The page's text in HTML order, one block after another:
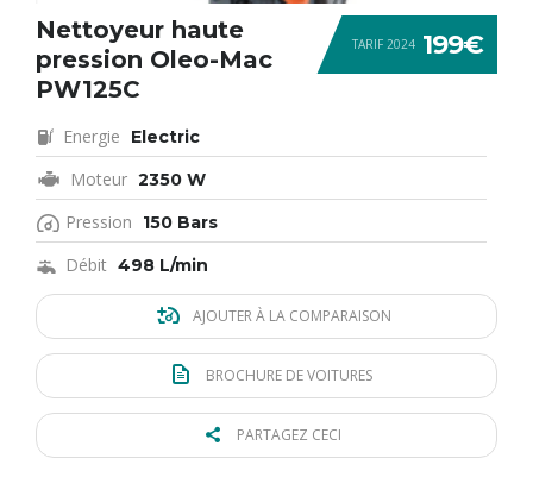
TARIF 2024 199€
Nettoyeur haute
pression Oleo-Mac
PW125C
Energie Electric
Moteur 2350 W
Pression 150 Bars
Débit 498 L/min
AJOUTER À LA COMPARAISON
BROCHURE DE VOITURES
PARTAGEZ CECI